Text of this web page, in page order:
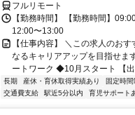
フルリモート
【勤務時間】 【勤務時間】
12:00〜13:00
【仕事内容】 ＼この求人のお
なるキャリアアップを目指せ
ートワーク ◆10月スタート 【
長期 産休・育休取得実績あり 固定時間
交通費支給
駅近5分以内 育児サポート